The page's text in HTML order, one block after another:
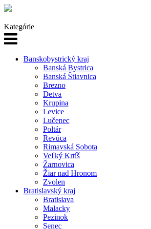
Kategórie
Banskobystrický kraj
Banská Bystrica
Banská Štiavnica
Brezno
Detva
Krupina
Levice
Lučenec
Poltár
Revúca
Rimavská Sobota
Veľký Krtíš
Žarnovica
Žiar nad Hronom
Zvolen
Bratislavský kraj
Bratislava
Malacky
Pezinok
Senec